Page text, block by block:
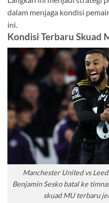
dalam menjaga kondisi
ini.
Kondisi Terbaru Skuad
Manchester United vs
Benjamin Sesko batal ke
skuad MU terbaru